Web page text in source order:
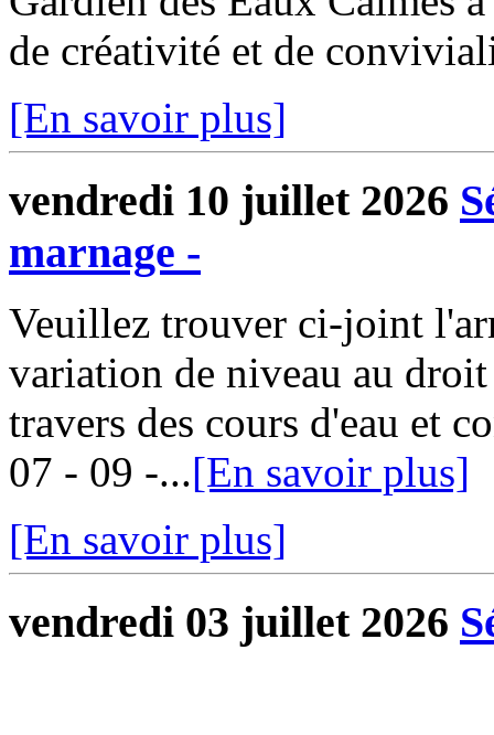
de créativité et de
[En savoir plus]
vendredi 10 juillet 2026
marnage -
Veuillez trouver ci-joint
variation de niveau au droit
travers des cours d'eau et
07 - 09 -...[En savoir plus]
[En savoir plus]
vendredi 03 juillet 2026